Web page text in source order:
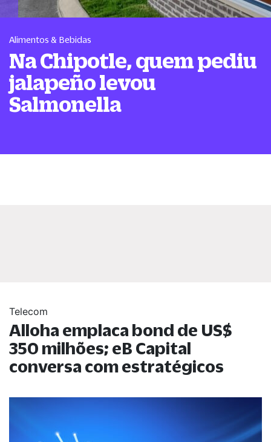
Alimentos & Bebidas
Na Chipotle, quem pediu
jalapeño levou
Salmonella
Telecom
Alloha emplaca bond de US$
350 milhões; eB Capital
conversa com estratégicos